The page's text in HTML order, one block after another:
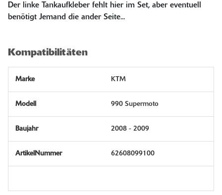
Der linke Tankaufkleber fehlt hier im Set, aber eventuell
benötigt Jemand die ander Seite...
Kompatibilitäten
KTM
990 Supermoto
2008 - 2009
62608099100